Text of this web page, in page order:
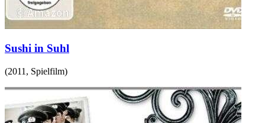
Sushi in Suhl
(2011 , Spielfilm)